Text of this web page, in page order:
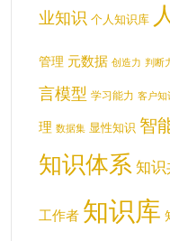
业知识 个人知识库
管理 元数据 创造力 判断
言模型 学习能力 客户知
理 数据集 显性知识 智
知识体系 知识
工作者 知识库